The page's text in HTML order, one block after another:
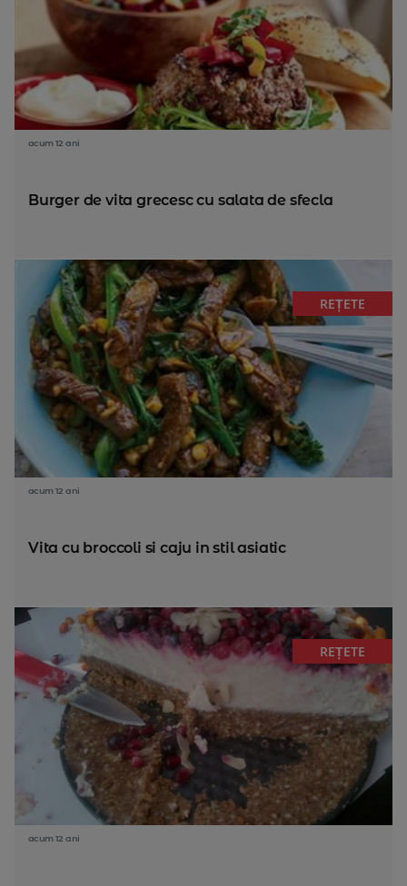
acum 12 ani
Burger de vita grecesc cu salata de sfecla
REȚETE
acum 12 ani
Vita cu broccoli si caju in stil asiatic
REȚETE
acum 12 ani